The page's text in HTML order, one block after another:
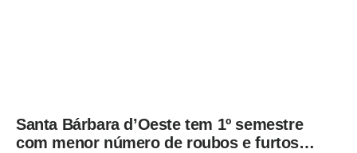
Santa Bárbara d’Oeste tem 1º semestre
com menor número de roubos e furtos